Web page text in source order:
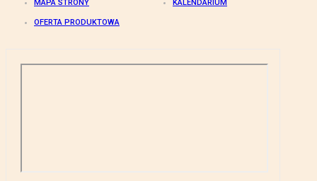
MAPA STRONY KALENDARIUM
OFERTA PRODUKTOWA